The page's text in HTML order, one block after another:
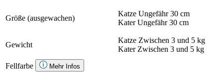
Größe (ausgewachen)
Katze Ungefähr 30 cm
Kater Ungefähr 30 cm
Gewicht
Katze Zwischen 3 und 5 kg
Kater Zwischen 3 und 5 kg
Fellfarbe
Mehr Infos